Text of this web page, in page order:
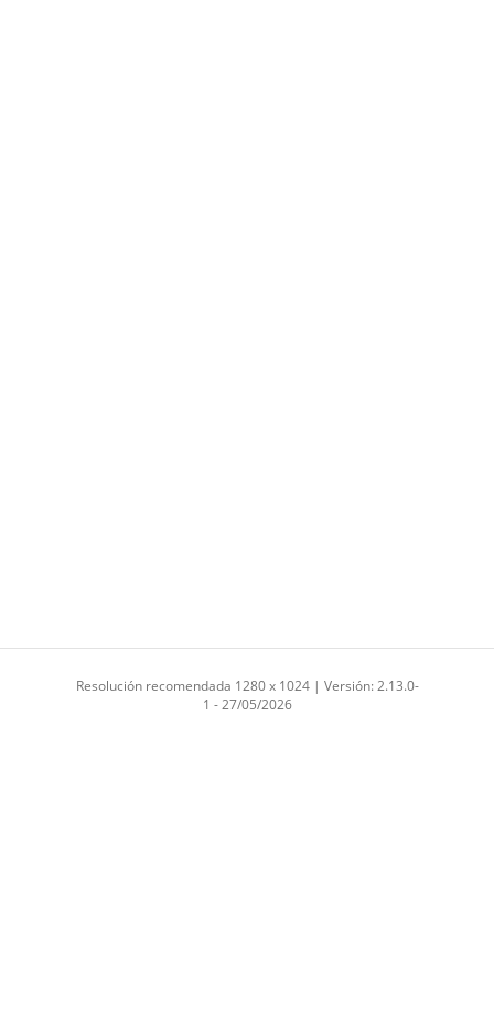
Resolución recomendada 1280 x 1024 | Versión: 2.13.0-
1 - 27/05/2026